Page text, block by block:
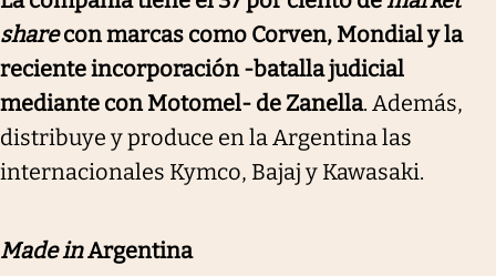
sharecon marcas como Corven, Mondial y la
reciente incorporación -batalla judicial
mediante con Motomel- de Zanella. Además,
distribuye y produce en la Argentina las
internacionales Kymco, Bajaj y Kawasaki.
Made inArgentina